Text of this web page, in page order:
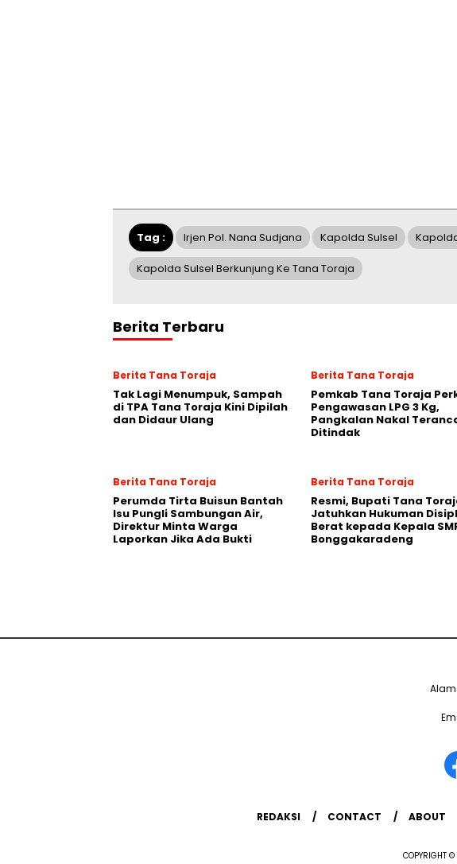
Tag : Irjen Pol. Nana Sudjana Kapolda Sulsel
Kapolda Sulsel Berkunjung Ke Tana Toraja
Berita Terbaru
Berita Tana Toraja
Tak Lagi Menumpuk, Sampah
di TPA Tana Toraja Kini Dipilah
dan Didaur Ulang
Berita Tana Toraja
Pemkab Tana Toraja
Pengawasan LPG 3 Kg,
Pangkalan Nakal
Ditindak
Berita Tana Toraja
Perumda Tirta Buisun Bantah
Isu Pungli Sambungan Air,
Direktur Minta Warga
Laporkan Jika Ada Bukti
Berita Tana Toraja
Resmi, Bupati Tana
Jatuhkan Hukuman
Berat kepada Kepala
Bonggakaradeng
REDAKSI CONTACT ABOUT
COPYRIGHT